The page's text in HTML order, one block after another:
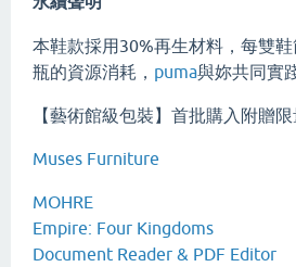
本鞋款採用30%再生材料，每雙
瓶的資源消耗， puma與妳共同實
【藝術館級包裝】首批購入附贈
Muses Furniture
MOHRE
Empire: Four Kingdoms
Document Reader & PDF Editor